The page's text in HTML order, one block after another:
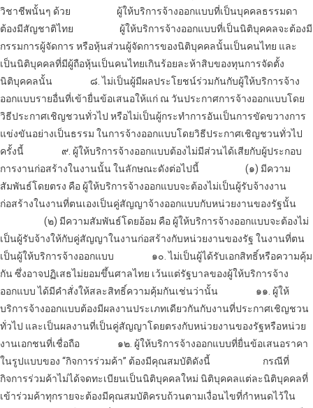
วิชาชีพนั้นๆ ด้วย
ผู้ให้บริการจ้างออกแบบที่เป็นบุคคลธรรมดา
ต้องมีสัญชาติไทย
ผู้ให้บริการจ้างออกแบบที่เป็นนิติบุคคลจะต้องมี
กรรมการผู้จัดการ หรือหุ้นส่วนผู้จัดการของนิติบุคคลนั้นเป็นคนไทย และ
เป็นนิติบุคคลที่มีผู้ถือหุ้นเป็นคนไทยเกินร้อยละห้าสิบของทุนการจัดตั้ง
นิติบุคคลนั้น
๘. ไม่เป็นผู้มีผลประโยชน์ร่วมกันกับผู้ให้บริการจ้าง
ออกแบบรายอื่นที่เข้ายื่นข้อเสนอให้แก่ ณ วันประกาศการจ้างออกแบบโดย
วิธีประกาศเชิญชวนทั่วไป หรือไม่เป็นผู้กระทำการอันเป็นการขัดขวางการ
แข่งขันอย่างเป็นธรรม ในการจ้างออกแบบโดยวิธีประกาศเชิญชวนทั่วไป
ครั้งนี้
๙. ผู้ให้บริการจ้างออกแบบต้องไม่มีส่วนได้เสียกับผู้ประกอบ
การงานก่อสร้างในงานนั้น ในลักษณะดังต่อไปนี้
(๑) มีความ
สัมพันธ์โดยตรง คือ ผู้ให้บริการจ้างออกแบบจะต้องไม่เป็นผู้รับจ้างงาน
ก่อสร้างในงานที่ตนเองเป็นคู่สัญญาจ้างออกแบบกับหน่วยงานของรัฐนั้น
(๒) มีความสัมพันธ์โดยอ้อม คือ ผู้ให้บริการจ้างออกแบบจะต้องไม่
เป็นผู้รับจ้างให้กับคู่สัญญาในงานก่อสร้างกับหน่วยงานของรัฐ ในงานที่ตน
เป็นผู้ให้บริการจ้างออกแบบ
๑๐. ไม่เป็นผู้ได้รับเอกสิทธิ์หรือความคุ้ม
กัน ซึ่งอาจปฏิเสธไม่ยอมขึ้นศาลไทย เว้นแต่รัฐบาลของผู้ให้บริการจ้าง
ออกแบบได้มีคำสั่งให้สละสิทธิ์ความคุ้มกันเช่นว่านั้น
๑๑. ผู้ให้
บริการจ้างออกแบบต้องมีผลงานประเภทเดียวกันกับงานที่ประกาศเชิญชวน
ทั่วไป และเป็นผลงานที่เป็นคู่สัญญาโดยตรงกับหน่วยงานของรัฐหรือหน่วย
งานเอกชนที่เชื่อถือ
๑๒. ผู้ให้บริการจ้างออกแบบที่ยื่นข้อเสนอราคา
ในรูปแบบของ “กิจการร่วมค้า” ต้องมีคุณสมบัติดังนี้
กรณีที่
กิจการร่วมค้าไม่ได้จดทะเบียนเป็นนิติบุคคลใหม่ นิติบุคคลแต่ละนิติบุคคลที่
เข้าร่วมค้าทุกรายจะต้องมีคุณสมบัติครบถ้วนตามเงื่อนไขที่กำหนดไว้ใน